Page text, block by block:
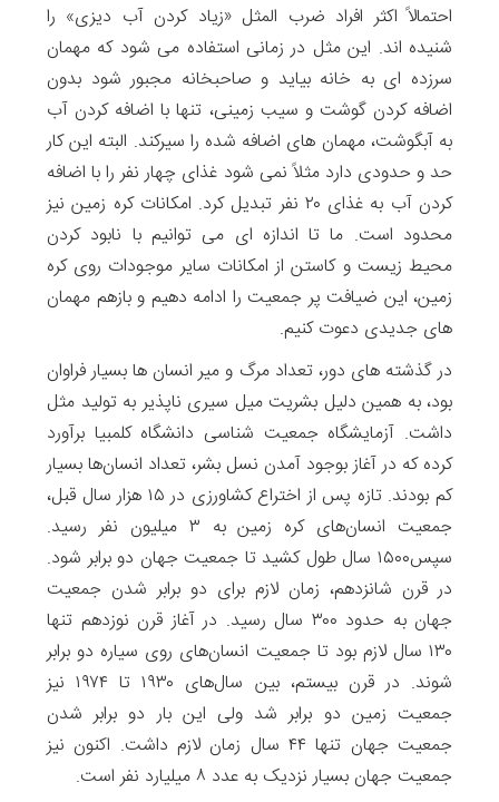
احتمالاً اکثر افراد ضرب المثل «زیاد کردن آب دیزی» را
شنیده اند. این مثل در زمانی استفاده می شود که مهمان
سرزده ای به خانه بیاید و صاحبخانه مجبور شود بدون
اضافه کردن گوشت و سیب زمینی، تنها با اضافه کردن آب
به آبگوشت، مهمان های اضافه شده را سیرکند. البته این کار
حد و حدودی دارد مثلاً نمی شود غذای چهار نفر را با اضافه
کردن آب به غذای ۲۰ نفر تبدیل کرد. امکانات کره زمین نیز
محدود است. ما تا اندازه ای می توانیم با نابود کردن
محیط زیست و کاستن از امکانات سایر موجودات روی کره
زمین، این ضیافت پر جمعیت را ادامه دهیم و بازهم مهمان
های جدیدی دعوت کنیم.
در گذشته های دور، تعداد مرگ و میر انسان ها بسیار فراوان
بود، به همین دلیل بشریت میل سیری ناپذیر به تولید مثل
داشت. آزمایشگاه جمعیت شناسی دانشگاه کلمبیا برآورد
کرده که در آغاز بوجود آمدن نسل بشر، تعداد انسان‌ها بسیار
کم بودند. تازه پس از اختراع کشاورزی در ۱۵ هزار سال قبل،
جمعیت انسان‌های کره زمین به ۳ میلیون نفر رسید.
سپس۱۵۰۰ سال طول کشید تا جمعیت جهان دو برابر شود.
در قرن شانزدهم، زمان لازم برای دو برابر شدن جمعیت
جهان به حدود ۳۰۰ سال رسید. در آغاز قرن نوزدهم تنها
۱۳۰ سال لازم بود تا جمعیت انسان‌های روی سیاره دو برابر
شوند. در قرن بیستم، بین سال‌های ۱۹۳۰ تا ۱۹۷۴ نیز
جمعیت زمین دو برابر شد ولی این بار دو برابر شدن
جمعیت جهان تنها ۴۴ سال زمان لازم داشت. اکنون نیز
جمعیت جهان بسیار نزدیک به عدد ۸ میلیارد نفر است.